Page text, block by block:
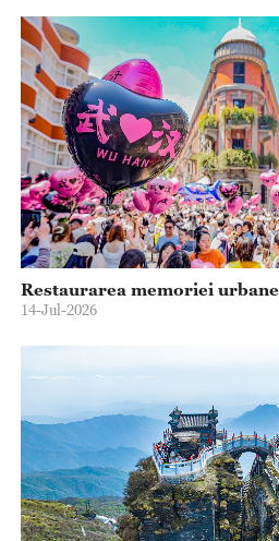
Restaurarea memoriei urbane
14-Jul-2026